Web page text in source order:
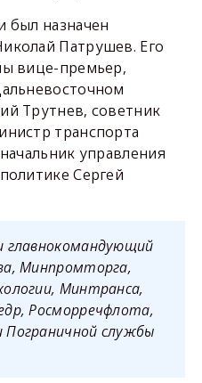
был назначен
Патрушев. Его
вице-премьер,
Трутнев, советник
транспорта
управления
Сергей
главнокомандующий
Минпромторга,
Минтранса,
Росморречфлота,
службы